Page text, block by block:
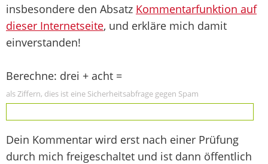
insbesondere den Absatz Kommentarfunktion auf
dieser Internetseite, und erkläre mich damit
einverstanden!
Berechne: drei + acht =
als Ziffern, dies ist eine Sicherheitsabfrage gegen Spam
Dein Kommentar wird erst nach einer Prüfung
durch mich freigeschaltet und ist dann öffentlich